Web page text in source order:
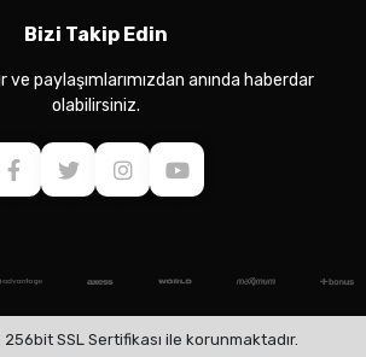
Bizi Takip Edin
ve paylaşımlarımızdan anında haberdar
olabilirsiniz.
SSL Sertifikası ile korunmaktadır.